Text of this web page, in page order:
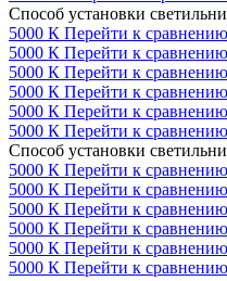
Способ установки
5000 К Перейти к сравнению
5000 К Перейти к сравнению
5000 К Перейти к сравнению
5000 К Перейти к сравнению
5000 К Перейти к сравнению
5000 К Перейти к сравнению
Способ установки
5000 К Перейти к сравнению
5000 К Перейти к сравнению
5000 К Перейти к сравнению
5000 К Перейти к сравнению
5000 К Перейти к сравнению
5000 К Перейти к сравнению